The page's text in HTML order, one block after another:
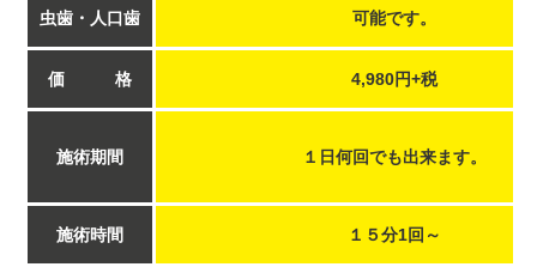
虫歯・人口歯 可能です。
価 格 4,980円+税
施術期間 １日何回でも出来ます。
施術時間 １５分1回～